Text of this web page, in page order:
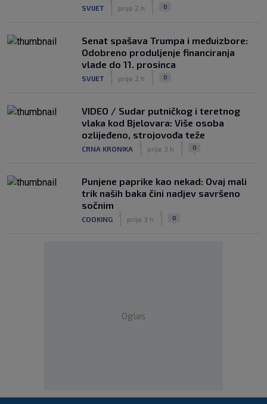
SVIJET prije 2 h 0
Senat spašava Trumpa i međuizbore:
Odobreno produljenje financiranja
vlade do 11. prosinca
SVIJET prije 2 h 0
VIDEO / Sudar putničkog i teretnog
vlaka kod Bjelovara: Više osoba
ozlijeđeno, strojovođa teže
CRNA KRONIKA prije 3 h 0
Punjene paprike kao nekad: Ovaj mali
trik naših baka čini nadjev savršeno
sočnim
COOKING prije 3 h 0
Oglas